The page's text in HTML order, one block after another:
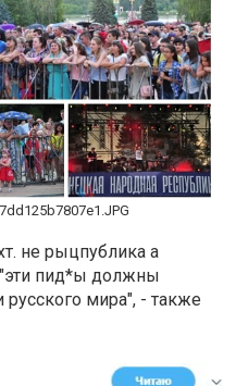
не рыцпублика а
пид*ы должны
русского мира", - также